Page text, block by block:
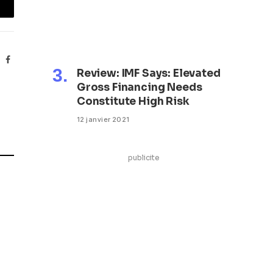
Facebook
Review: IMF Says: Elevated
Gross Financing Needs
Constitute High Risk
12 janvier 2021
publicite